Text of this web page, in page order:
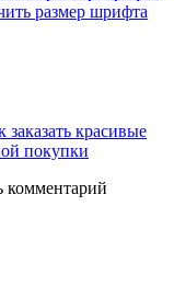
заказать красивые
покупки
комментарий